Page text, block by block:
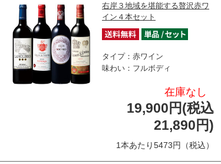
右岸３地域を堪能する贅沢赤ワ
イン４本セット
タイプ：赤ワイン
味わい：フルボディ
在庫なし
19,900円(税込
21,890円)
1本あたり5473円（税込）